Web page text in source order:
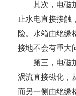
其次，电磁加
止水电直接接触
险。水箱由绝缘
接地不会有重大
第三，电磁加
涡流直接磁化，
而另一侧由绝缘